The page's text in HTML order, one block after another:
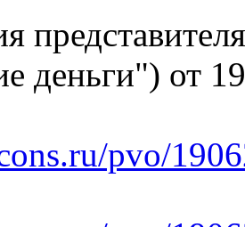
деньги") от
pvo/